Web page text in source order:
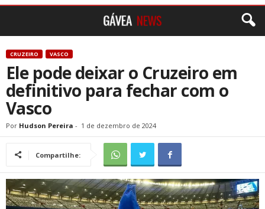
CRUZEIRO VASCO
Ele pode deixar o Cruzeiro em
definitivo para fechar com o
Vasco
Por Hudson Pereira - 1 de dezembro de 2024
Compartilhe: